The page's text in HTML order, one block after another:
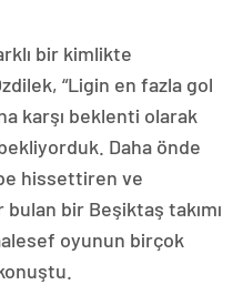
bir kimlikte
“Ligin en fazla gol
karşı beklenti olarak
Daha önde
hissettiren ve
bir Beşiktaş takımı
oyunun birçok